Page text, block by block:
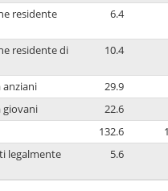
residente
6.4
residente di
10.4
anziani 29.9
giovani
22.6
132.6
legalmente
5.6